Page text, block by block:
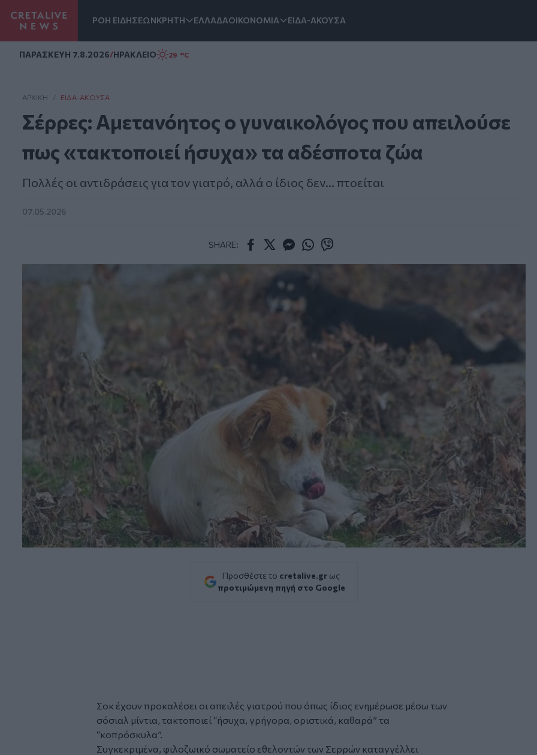
ΡΟΗ ΕΙΔΗΣΕΩΝΚΡΗΤΗ ΕΛΛΑΔΑΟΙΚΟΝΟΜΙΑ ΕΙΔΑ-ΑΚΟΥΣΑ
ΠΑΡΑΣΚΕΥΗ 7.8.2026/ΗΡΑΚΛΕΙΟ 29 °C
ΑΡΧΙΚΗ / ΕΊΔΑ-ΆΚΟΥΣΑ
Σέρρες: Αμετανόητος ο γυναικολόγος που απειλούσε
πως «τακτοποιεί ήσυχα» τα αδέσποτα ζώα
Πολλές οι αντιδράσεις για τον γιατρό, αλλά ο ίδιος δεν... πτοείται
07.05.2026
SHARE:
Προσθέστε το cretalive.gr ως
προτιμώμενη πηγή στο Google
Σοκ έχουν προκαλέσει οι απειλές γιατρού που όπως ίδιος ενημέρωσε μέσω των
σόσιαλ μίντια, τακτοποιεί “ήσυχα, γρήγορα, οριστικά, καθαρά” τα
“κοπρόσκυλα”.
Συγκεκριμένα, φιλοζωικό σωματείο εθελοντών των Σερρών καταγγέλλει